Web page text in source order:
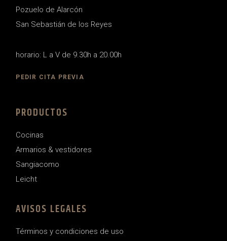
Pozuelo de Alarcón
San Sebastián de los Reyes
horario: L a V de 9.30h a 20.00h
PEDIR CITA PREVIA
PRODUCTOS
Cocinas
Armarios & vestidores
Sangiacomo
Leicht
AVISOS LEGALES
Términos y condiciones de uso